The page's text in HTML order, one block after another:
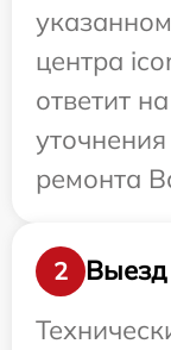
центра
ответит
ремонта
2
Выезд